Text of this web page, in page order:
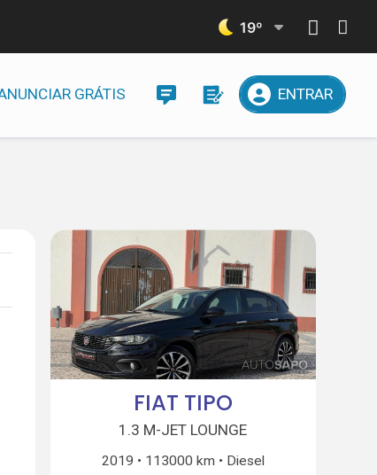
19º
GRÁTIS ENTRAR
FIAT TIPO
1.3 M-JET LOUNGE
2019 113000 km Diesel